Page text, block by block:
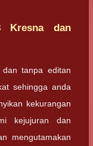
Kresna dan
tanpa editan
sehingga anda
kekurangan
kejujuran dan
mengutamakan